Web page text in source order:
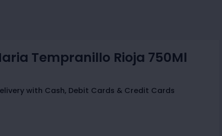
Tempranillo Rioja 750Ml
with Cash, Debit Cards & Credit Cards